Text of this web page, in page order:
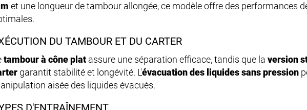
et une longueur de tambour allongée, ce modèle offre des performances
DU TAMBOUR ET DU CARTER
tambour à cône plat assure une séparation efficace, tandis que la version
garantit stabilité et longévité. L'évacuation des liquides sans pression
aisée des liquides évacués.